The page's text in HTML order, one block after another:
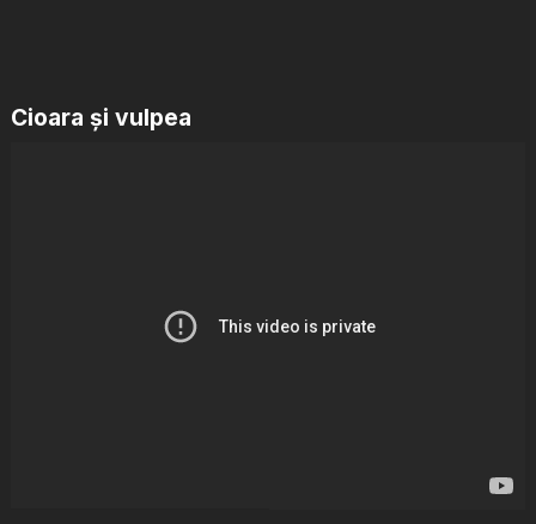
Cioara și vulpea